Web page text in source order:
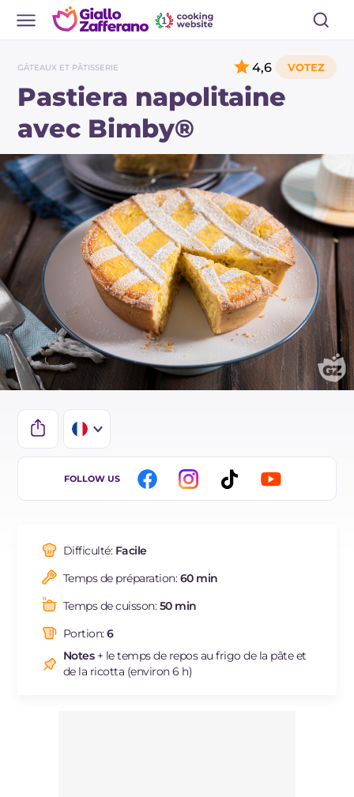
GÂTEAUX ET PÂTISSERIE
Pastiera napolitaine
avec Bimby®
4,6
IT
BR
FOLLOW US
Difficulté: Facile
Temps de préparation:60 min
Temps de cuisson:50 min
Portion:6
Notes+ le temps de repos au frigo de la pâte et
de la ricotta (environ 6 h)